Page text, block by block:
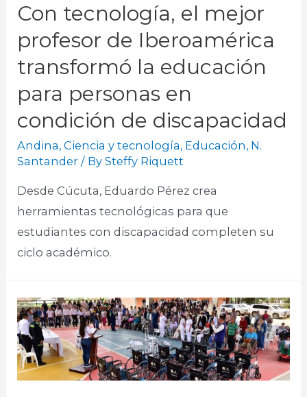
Con tecnología, el mejor
profesor de Iberoamérica
transformó la educación
para personas en
condición de discapacidad
Andina,Ciencia y tecnología, Educación, N.
Santander / BySteffy Riquett
Desde Cúcuta, Eduardo Pérez crea
herramientas tecnológicas para que
estudiantes con discapacidad completen su
ciclo académico.